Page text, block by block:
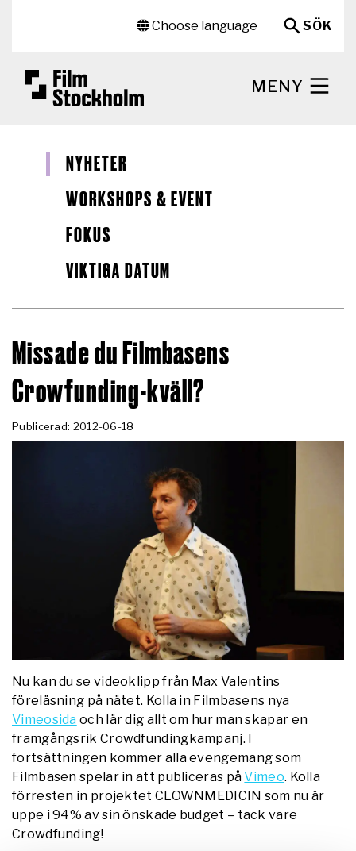
Choose language
SÖK
MENY
NYHETER
WORKSHOPS & EVENT
FOKUS
VIKTIGA DATUM
Missade du Filmbasens
Crowfunding-kväll?
Publicerad: 2012-06-18
Nu kan du se videoklipp från Max Valentins
föreläsning på nätet. Kolla in Filmbasens nya
Vimeosida och lär dig allt om hur man skapar en
framgångsrik Crowdfundingkampanj. I
fortsättningen kommer alla evengemang som
Filmbasen spelar in att publiceras påVimeo. Kolla
förresten in projektet CLOWNMEDICIN som nu är
uppe i 94% av sin önskade budget – tack vare
Crowdfunding!